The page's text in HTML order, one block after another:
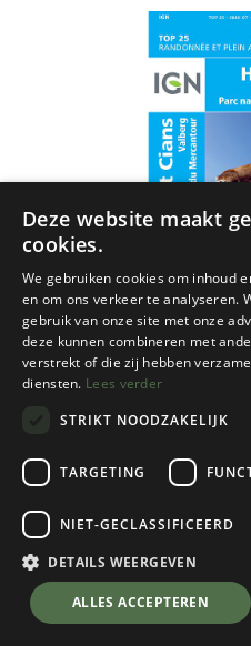
IGN
3640OT Haut
Mercantour gps - 1/
💬 Stel je vraag over
Deze website maakt
cookies.
We gebruiken cookies om inhoud
en om ons verkeer te analyseren.
gebruik van onze site met onze
deze kunnen combineren met
verstrekt of die zij hebben
diensten. Lees verder
STRIKT NOODZAKELIJK
TARGETING
NIET-GECLASSIFICEERD
DETAILS WEERGEVEN
ALLES ACCEPTEREN